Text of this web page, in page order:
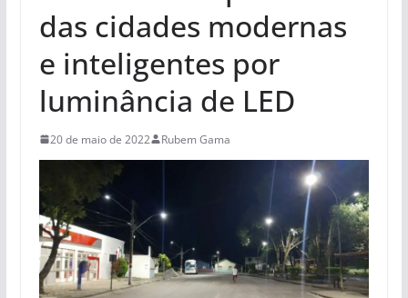
das cidades modernas
e inteligentes por
luminância de LED
20 de maio de 2022 Rubem Gama